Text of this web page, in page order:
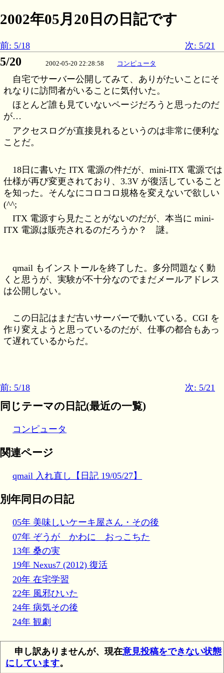
2002年05月20日の日記です
前: 5/18 次: 5/21
5/20 2002-05-20 22:28:58 コンピュータ
自宅でサーバー公開してみて、ありがたいことにそ
れなりに訪問者がいることに気付いた。
ほとんど誰も見ていないページだろうと思ったのだ
が…
アクセスログが直接見れるというのは非常に便利な
ことだ。
18日に書いた ITX 電源の件だが、mini-ITX 電源では
仕様が再び変更されており、3.3V が復活していること
を知った。そんなにコロコロ規格を変えないで欲しい
(^^;
ITX 電源すら見たことがないのだが、本当に mini-
ITX 電源は販売されるのだろうか？ 謎。
qmail もインストールを終了した。多分問題なく動
くと思うが、実験が不十分なのでまだメールアドレス
は公開しない。
この日記はまだ古いサーバーで動いている。CGI を
作り変えようと思っているのだが、仕事の都合もあっ
て遅れているからだ。
前: 5/18 次: 5/21
同じテーマの日記(最近の一覧)
コンピュータ
関連ページ
qmail 入れ直し【日記 19/05/27】
別年同日の日記
05年 美味しいケーキ屋さん・その後
07年 ぞうが かわに おっこちた
13年 桑の実
19年 Nexus7 (2012) 復活
20年 在宅学習
22年 風邪ひいた
24年 病気その後
24年 観劇
申し訳ありませんが、現在意見投稿をできない状態
にしています。